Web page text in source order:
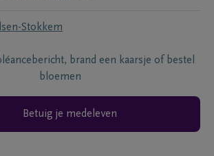
Stokkem
brand een kaarsje of bestel
bloemen
Betuig je medeleven